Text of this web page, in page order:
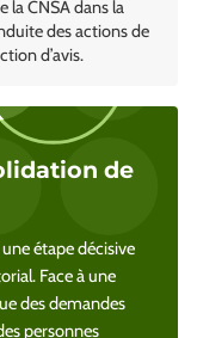
la CNSA dans la
des actions de
d’avis.
de
étape décisive
Face à une
des demandes
personnes